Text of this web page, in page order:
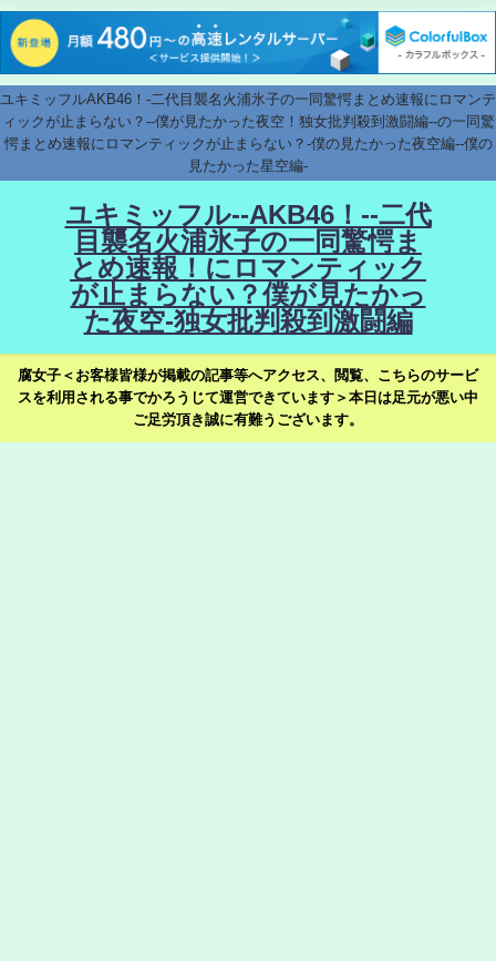
ユキミッフルAKB46！-二代目襲名火浦氷子の一同驚愕まとめ速報にロマンテ
ィックが止まらない？--僕が見たかった夜空！独女批判殺到激闘編--の一同驚
愕まとめ速報にロマンティックが止まらない？-僕の見たかった夜空編--僕の
見たかった星空編-
ユキミッフル--AKB46！--二代
目襲名火浦氷子の一同驚愕ま
とめ速報！にロマンティック
が止まらない？僕が見たかっ
た夜空-独女批判殺到激闘編
腐女子＜お客様皆様が掲載の記事等へアクセス、閲覧、こちらのサービ
スを利用される事でかろうじて運営できています＞本日は足元が悪い中
ご足労頂き誠に有難うございます。